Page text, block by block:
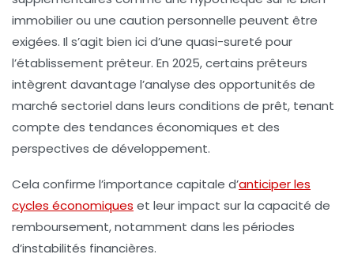
immobilier ou une caution personnelle peuvent être
exigées. Il s’agit bien ici d’une quasi-sureté pour
l’établissement prêteur. En 2025, certains prêteurs
intègrent davantage l’analyse des opportunités de
marché sectoriel dans leurs conditions de prêt, tenant
compte des tendances économiques et des
perspectives de développement.
Cela confirme l’importance capitale d’anticiper les
cycles économiques et leur impact sur la capacité de
remboursement, notamment dans les périodes
d’instabilités financières.